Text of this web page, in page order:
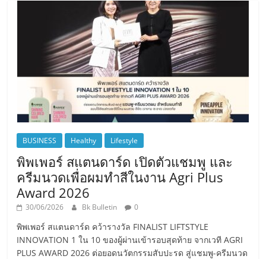
BUSINESS Healthy Lifestyle
พิพเพอร์ สแตนดาร์ด เปิดตัวแชมพู และ
ครีมนวดเพื่อผมทำสีในงาน Agri Plus
Award 2026
30/06/2026 Bk Bulletin 0
พิพเพอร์ สแตนดาร์ด คว้ารางวัล FINALIST LIFTSTYLE
INNOVATION 1 ใน 10 ของผู้ผ่านเข้ารอบสุดท้าย จากเวที AGRI
PLUS AWARD 2026 ต่อยอดนวัตกรรมสับปะรด สู่แชมพู-ครีมนวด